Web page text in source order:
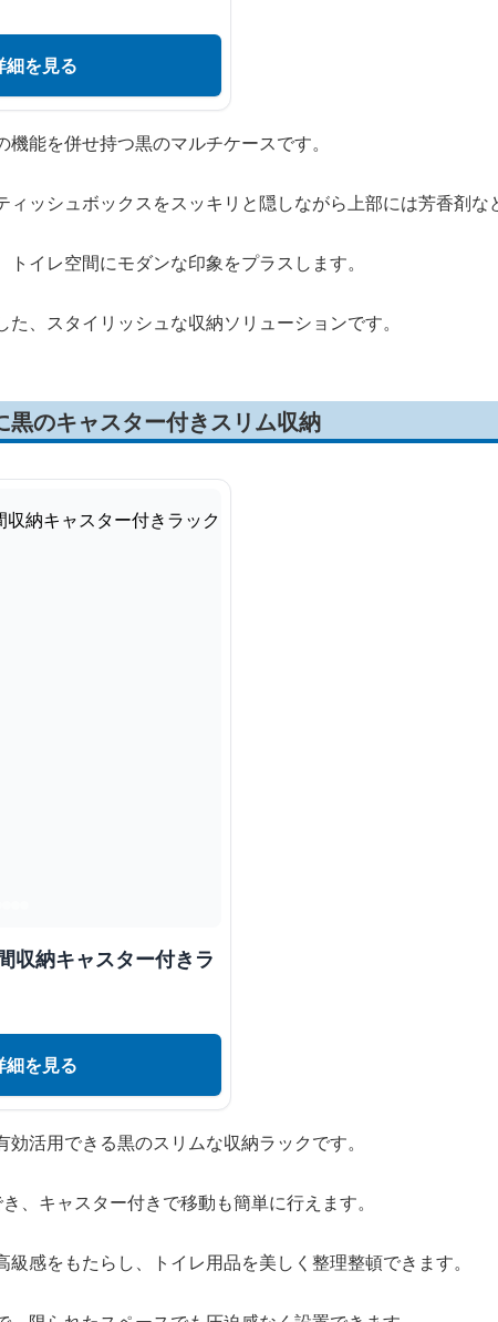
細を見る
能を併せ持つ黒のマルチケースです。
ィッシュボックスをスッキリと隠しながら上部には芳香剤な
イレ空間にモダンな印象をプラスします。
、スタイリッシュな収納ソリューションです。
黒のキャスター付きスリム収納
収納キャスター付きラ
細を見る
活用できる黒のスリムな収納ラックです。
、キャスター付きで移動も簡単に行えます。
感をもたらし、トイレ用品を美しく整理整頓できます。